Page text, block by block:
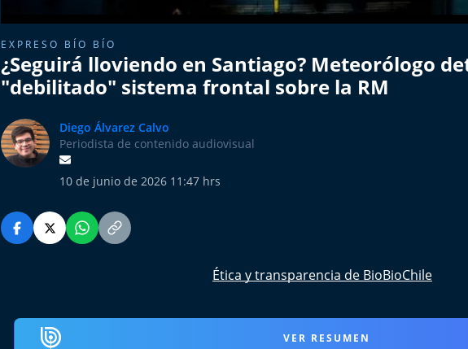
EXPRESO BÍO BÍO
¿Seguirá lloviendo en Santiago? Meteorólogo
"debilitado" sistema frontal sobre la RM
Diego Álvarez Calvo
Periodista de contenido audiovisual
10 de junio de 2026 11:47 hrs
Ética y transparencia de BioBioChile
VER RESUMEN